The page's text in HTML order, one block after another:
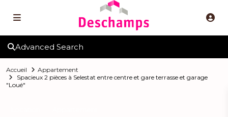
Advanced Search
Accueil
Appartement
Spacieux 2 pièces à Selestat entre centre et gare terrasse et garage
"Loué"